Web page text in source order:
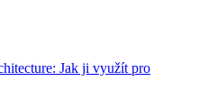
Jak ji využít pro